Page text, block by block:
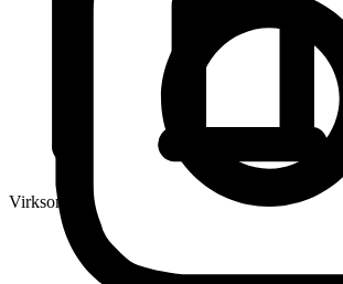
Virksomhed